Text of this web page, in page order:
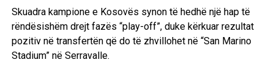
Skuadra kampione e Kosovës synon të hedhë një hap të
rëndësishëm drejt fazës “play-off”, duke kërkuar rezultat
pozitiv në transfertën që do të zhvillohet në “San Marino
Stadium” në Serravalle.